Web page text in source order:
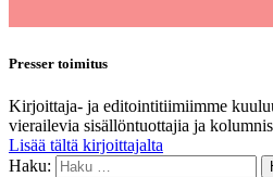
Presser toimitus
Kirjoittaja- ja editointitiimiimme
vierailevia sisällöntuottajia ja
Lisää tältä kirjoittajalta
Haku: